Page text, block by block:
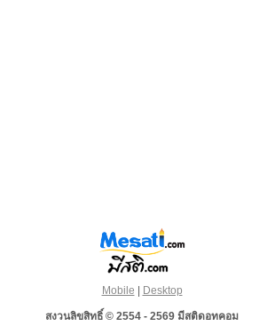
Mobile | Desktop
สงวนลิขสิทธิ์ © 2554 - 2569 มีสติดอทคอม